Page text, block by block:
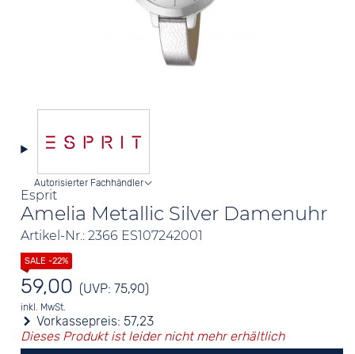
Esprit
Amelia Metallic Silver Damenuhr
Artikel-Nr.: 2366 ES107242001
Autorisierter Fachhändler
59,00 (UVP: 75,90)
inkl. MwSt.
Vorkassepreis: 57,23
Dieses Produkt ist leider nicht mehr erhältlich